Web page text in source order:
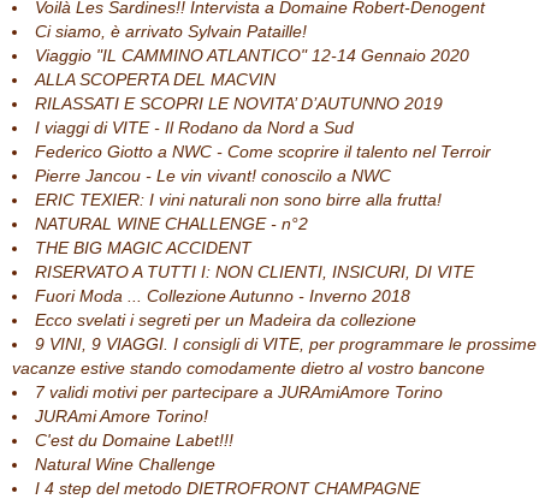
Voilà Les Sardines!! Intervista a Domaine Robert-Denogent
Ci siamo, è arrivato Sylvain Pataille!
Viaggio "IL CAMMINO ATLANTICO" 12-14 Gennaio 2020
ALLA SCOPERTA DEL MACVIN
RILASSATI E SCOPRI LE NOVITA’ D’AUTUNNO 2019
I viaggi di VITE - Il Rodano da Nord a Sud
Federico Giotto a NWC - Come scoprire il talento nel Terroir
Pierre Jancou - Le vin vivant! conoscilo a NWC
ERIC TEXIER: I vini naturali non sono birre alla frutta!
NATURAL WINE CHALLENGE - n°2
THE BIG MAGIC ACCIDENT
RISERVATO A TUTTI I: NON CLIENTI, INSICURI, DI VITE
Fuori Moda ... Collezione Autunno - Inverno 2018
Ecco svelati i segreti per un Madeira da collezione
9 VINI, 9 VIAGGI. I consigli di VITE, per programmare le prossime
vacanze estive stando comodamente dietro al vostro bancone
7 validi motivi per partecipare a JURAmiAmore Torino
JURAmi Amore Torino!
C'est du Domaine Labet!!!
Natural Wine Challenge
I 4 step del metodo DIETROFRONT CHAMPAGNE